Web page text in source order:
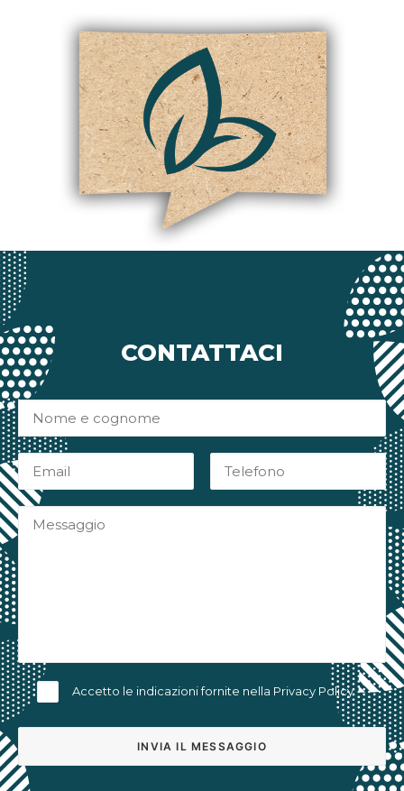
CONTATTACI
Accetto le indicazioni fornite nella Privacy Policy